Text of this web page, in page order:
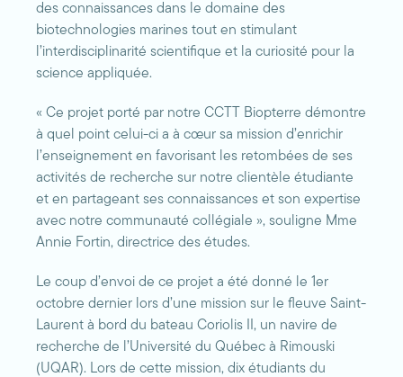
des connaissances dans le domaine des
biotechnologies marines tout en stimulant
l’interdisciplinarité scientifique et la curiosité pour la
science appliquée.
« Ce projet porté par notre CCTT Biopterre démontre
à quel point celui-ci a à cœur sa mission d’enrichir
l’enseignement en favorisant les retombées de ses
activités de recherche sur notre clientèle étudiante
et en partageant ses connaissances et son expertise
avec notre communauté collégiale », souligne Mme
Annie Fortin, directrice des études.
Le coup d’envoi de ce projet a été donné le 1er
octobre dernier lors d’une mission sur le fleuve Saint-
Laurent à bord du bateau Coriolis II, un navire de
recherche de l’Université du Québec à Rimouski
(UQAR). Lors de cette mission, dix étudiants du